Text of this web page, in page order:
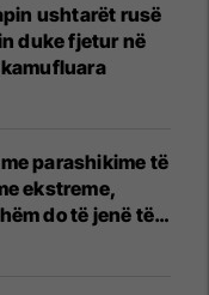
ushtarët rusë
duke fjetur në
parashikime të
ekstreme,
do të jenë të